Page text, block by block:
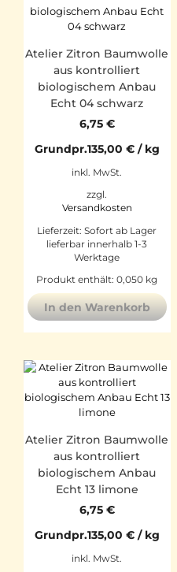
Atelier Zitron Baumwolle
aus kontrolliert
biologischem Anbau
Echt 04 schwarz
6,75 €
Grundpr.135,00 €/ kg
inkl. MwSt.
zzgl.
Versandkosten
Lieferzeit:Sofort ab Lager
lieferbar innerhalb 1-3
Werktage
Produkt enthält: 0,050 kg
In den Warenkorb
Atelier Zitron Baumwolle
aus kontrolliert
biologischem Anbau
Echt 13 limone
6,75 €
Grundpr.135,00 €/ kg
inkl. MwSt.